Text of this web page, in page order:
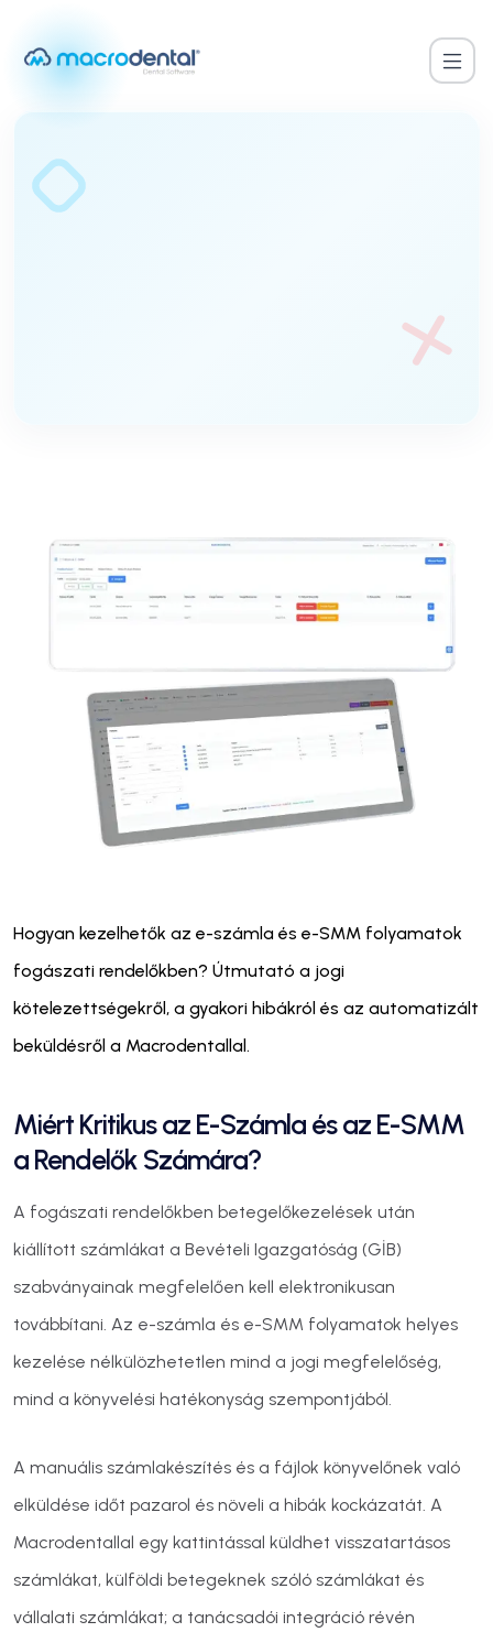
Hogyan kezelhetők az e-számla és e-SMM folyamatok
fogászati rendelőkben? Útmutató a jogi
kötelezettségekről, a gyakori hibákról és az automatizált
beküldésről a Macrodentallal.
Miért Kritikus az E-Számla és az E-SMM
a Rendelők Számára?
A fogászati rendelőkben betegelőkezelések után
kiállított számlákat a Bevételi Igazgatóság (GİB)
szabványainak megfelelően kell elektronikusan
továbbítani. Az e-számla és e-SMM folyamatok helyes
kezelése nélkülözhetetlen mind a jogi megfelelőség,
mind a könyvelési hatékonyság szempontjából.
A manuális számlakészítés és a fájlok könyvelőnek való
elküldése időt pazarol és növeli a hibák kockázatát. A
Macrodentallal egy kattintással küldhet visszatartásos
számlákat, külföldi betegeknek szóló számlákat és
vállalati számlákat; a tanácsadói integráció révén